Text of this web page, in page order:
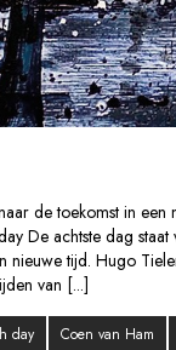
de toekomst in
De achtste dag
nieuwe tijd. Hugo
van [...]
day Coen van Ham